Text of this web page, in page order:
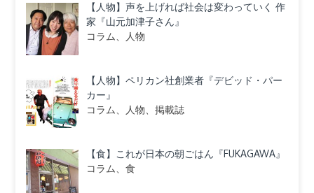
【人物】声を上げれば社会は変わっていく 作
家『山元加津子さん』
コラム、人物
【人物】ペリカン社創業者『デビッド・パー
カー』
コラム、人物、掲載誌
【食】これが日本の朝ごはん『FUKAGAWA』
コラム、食